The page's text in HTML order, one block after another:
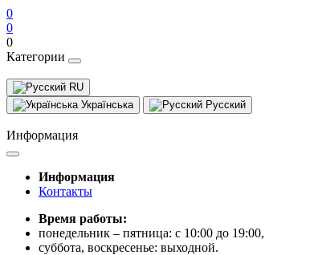
0
0
0
Категории
RU
Українська
Русский
Информация
Информация
Контакты
Время работы:
понедельник – пятница: с 10:00 до 19:00,
суббота, воскресенье: выходной.